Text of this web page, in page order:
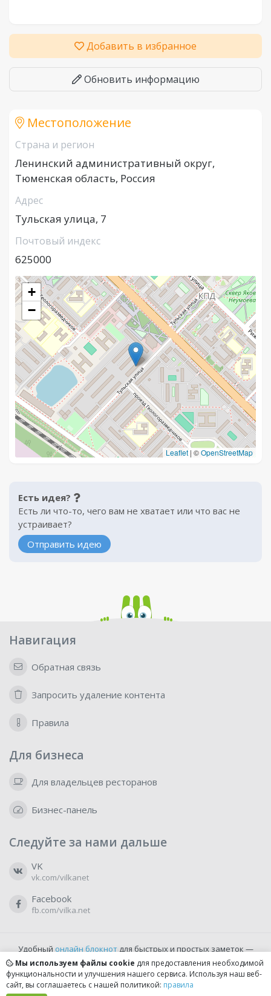
Добавить в избранное
Обновить информацию
Местоположение
Страна и регион
Ленинский административный округ,
Тюменская область, Россия
Адрес
Тульская улица, 7
Почтовый индекс
625000
+
−
Leaflet |©OpenStreetMap
Есть идея?
Есть ли что-то, чего вам не хватает или что вас не
устраивает?
Отправить идею
Навигация
Обратная связь
Запросить удаление контента
Правила
Для бизнеса
Для владельцев ресторанов
Бизнес-панель
Следуйте за нами дальше
VK
vk.com/vilkanet
Facebook
fb.com/vilka.net
Удобный онлайн блокнотдля быстрых и простых заметок —
бесплатно и доступно прямо из браузера.
Мы используем файлы cookie для предоставления необходимой
функциональности и улучшения нашего сервиса. Используя наш веб-
сайт, вы соглашаетесь с нашей политикой: правила